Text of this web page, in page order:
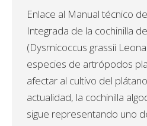
Enlace al Manual técnico
Integrada de la cochinilla
(Dysmicoccus grassii
especies de artrópodos
afectar al cultivo del
actualidad, la cochinilla
sigue representando uno